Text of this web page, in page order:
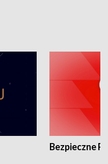
Bezpieczne